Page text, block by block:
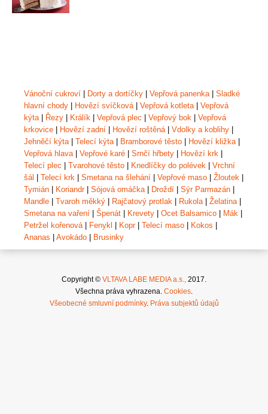
Vánoční cukroví Dorty a dortíčky Vepřová panenka| Sladké
hlavní chody
Hovězí svíčková| Vepřová kotleta| Vepřová
kýta| Řezy Králík Vepřová plec Vepřový bok
Vepřová
krkovice
Hovězí zadní Hovězí roštěná| Vdolky a koblihy
Jehněčí kýta| Telecí kýta| Bramborové těsto Hovězí kližka|
Vepřová hlava| Vepřové karé Srnčí hřbety Hovězí krk
Telecí plec
Tvarohové těsto Knedlíčky do polévek
Vrchní
šál
Telecí krk Smetana na šlehání Vepřové maso Žloutek
Tymián
Koriandr| Sójová omáčka| Droždí Sýr Parmazán
Mandle
Tvaroh měkký Rajčatový protlak Rukola| Želatina|
Smetana na vaření
Špenát Krevety Ocet Balsamico Mák
Petržel kořenová| Fenykl Kopr| Telecí maso Kokos
Ananas
Avokádo Brusinky
Copyright © VLTAVA LABE MEDIA a.s., 2017.
Všechna práva vyhrazena. Cookies.
Všeobecné smluvní podmínky. Práva subjektů údajů